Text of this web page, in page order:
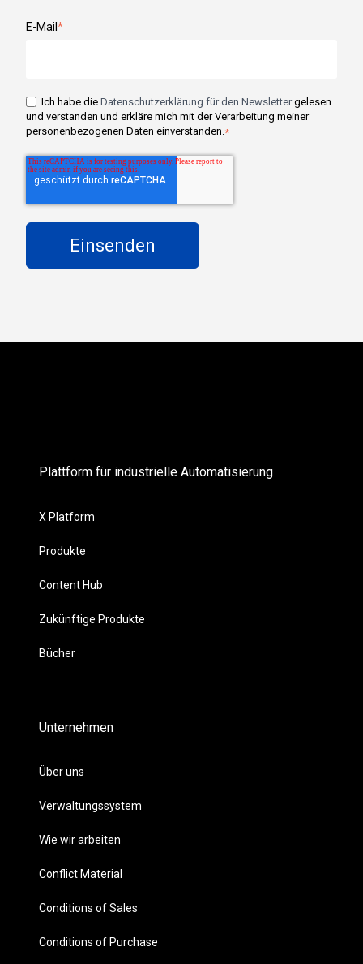
E-Mail *
Ich habe die Datenschutzerklärung für den Newslettergelesen
und verstanden und erkläre mich mit der Verarbeitung meiner
personenbezogenen Daten einverstanden.*
Plattform für industrielle Automatisierung
X Platform
Produkte
Content Hub
Zukünftige Produkte
Bücher
Unternehmen
Über uns
Verwaltungssystem
Wie wir arbeiten
Conflict Material
Conditions of Sales
Conditions of Purchase